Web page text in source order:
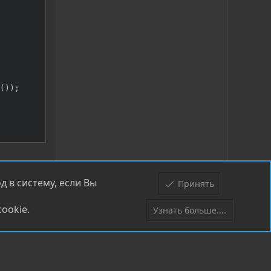
( ) ) ;
Верх
в систему, если Вы
Принять
Узнать больше....